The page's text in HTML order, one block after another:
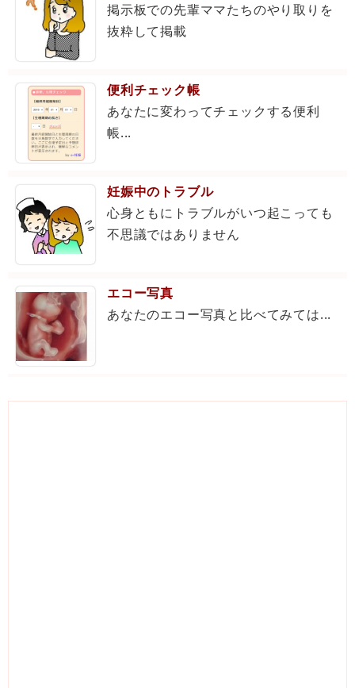
掲示板での先輩ママたちのやり取りを
抜粋して掲載
便利チェック帳
あなたに変わってチェックする便利
帳...
妊娠中のトラブル
心身ともにトラブルがいつ起こっても
不思議ではありません
エコー写真
あなたのエコー写真と比べてみては...